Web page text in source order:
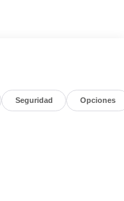
Seguridad Opciones